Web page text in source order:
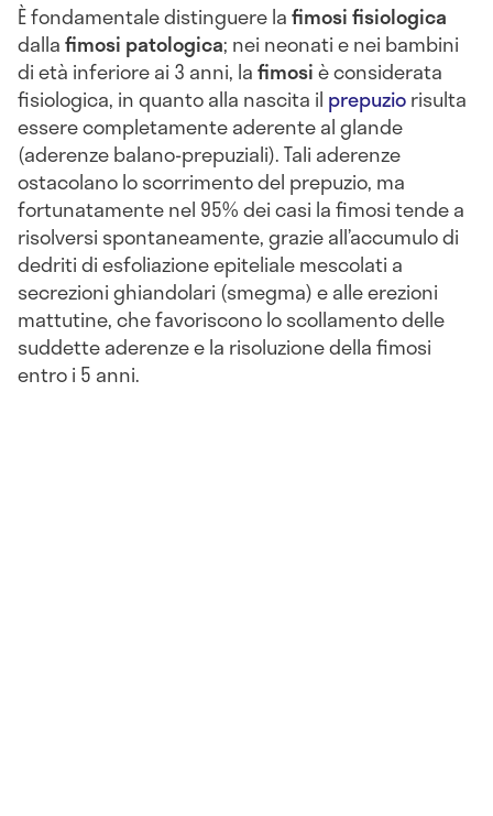
È fondamentale distinguere lafimosi fisiologica
dallafimosi patologica; nei neonati e nei bambini
di età inferiore ai 3 anni, lafimosiè considerata
fisiologica, in quanto alla nascita il prepuziorisulta
essere completamente aderente al glande
(aderenze balano-prepuziali). Tali aderenze
ostacolano lo scorrimento del prepuzio, ma
fortunatamente nel 95% dei casi la fimosi tende a
risolversi spontaneamente, grazie all’accumulo di
dedriti di esfoliazione epiteliale mescolati a
secrezioni ghiandolari (smegma) e alle erezioni
mattutine, che favoriscono lo scollamento delle
suddette aderenze e la risoluzione della fimosi
entro i 5 anni.